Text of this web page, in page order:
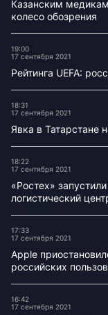
Казанским
колесо обозрения
19:00
17 сентября 2021
Рейтинга UEFA:
18:31
17 сентября 2021
Явка в Татарстане
18:22
17 сентября 2021
«Ростех»
логистический
17:33
17 сентября 2021
Apple
российских
16:42
17 сентября 2021